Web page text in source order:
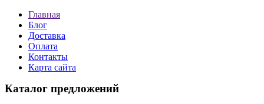
Главная
Блог
Доставка
Оплата
Контакты
Карта сайта
Каталог предложений